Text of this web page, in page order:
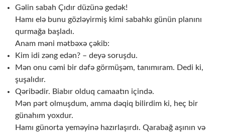
Gəlin sabah Çıdır düzünə gedək!
Hamı elə bunu gözləyirmiş kimi sabahkı günün planını
qurmağa başladı.
Anam məni mətbəxə çəkib:
Kim idi zəng edən? – deyə soruşdu.
Mən onu cəmi bir dəfə görmüşəm, tanımıram. Dedi ki,
şuşalıdır.
Qəribədir. Biabır olduq camaatın içində.
Mən pərt olmuşdum, amma dəqiq bilirdim ki, heç bir
günahım yoxdur.
Hamı günorta yeməyinə hazırlaşırdı. Qarabağ aşının və